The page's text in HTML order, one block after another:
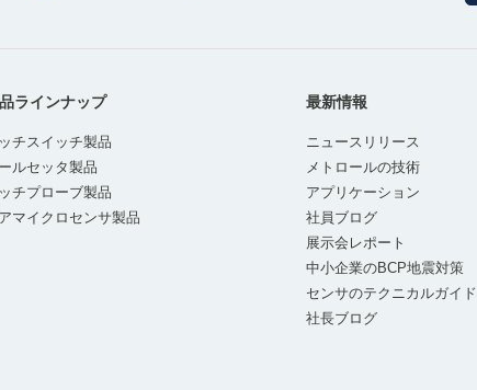
ラインナップ
チスイッチ製品
ルセッタ製品
チプローブ製品
マイクロセンサ製品
最新情報
ニュースリリース
メトロールの技術
アプリケーション
社員ブログ
展示会レポート
中小企業のBCP地震対策
センサのテクニカルガイド
社長ブログ